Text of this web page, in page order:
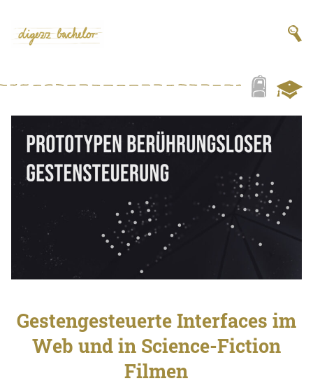
Gestengesteuerte Interfaces im
Web und in Science-Fiction
Filmen